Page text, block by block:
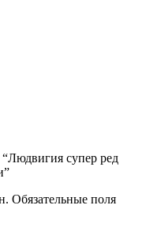
супер ред
Обязательные поля